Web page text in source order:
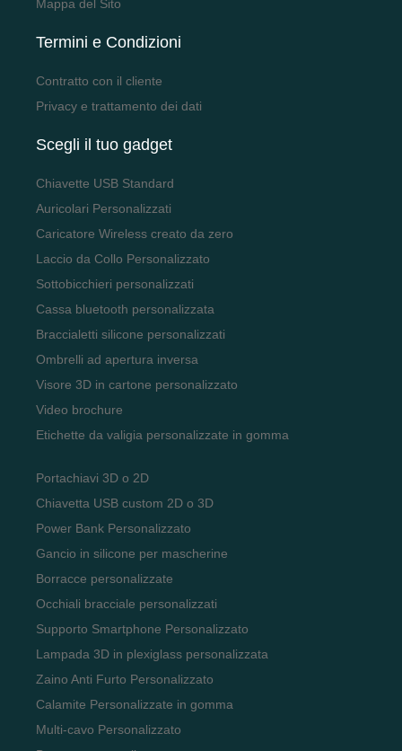
Mappa del Sito
Termini e Condizioni
Contratto con il cliente
Privacy e trattamento dei dati
Scegli il tuo gadget
Chiavette USB Standard
Auricolari Personalizzati
Caricatore Wireless creato da zero
Laccio da Collo Personalizzato
Sottobicchieri personalizzati
Cassa bluetooth personalizzata
Braccialetti silicone personalizzati
Ombrelli ad apertura inversa
Visore 3D in cartone personalizzato
Video brochure
Etichette da valigia personalizzate in gomma
Portachiavi 3D o 2D
Chiavetta USB custom 2D o 3D
Power Bank Personalizzato
Gancio in silicone per mascherine
Borracce personalizzate
Occhiali bracciale personalizzati
Supporto Smartphone Personalizzato
Lampada 3D in plexiglass personalizzata
Zaino Anti Furto Personalizzato
Calamite Personalizzate in gomma
Multi-cavo Personalizzato